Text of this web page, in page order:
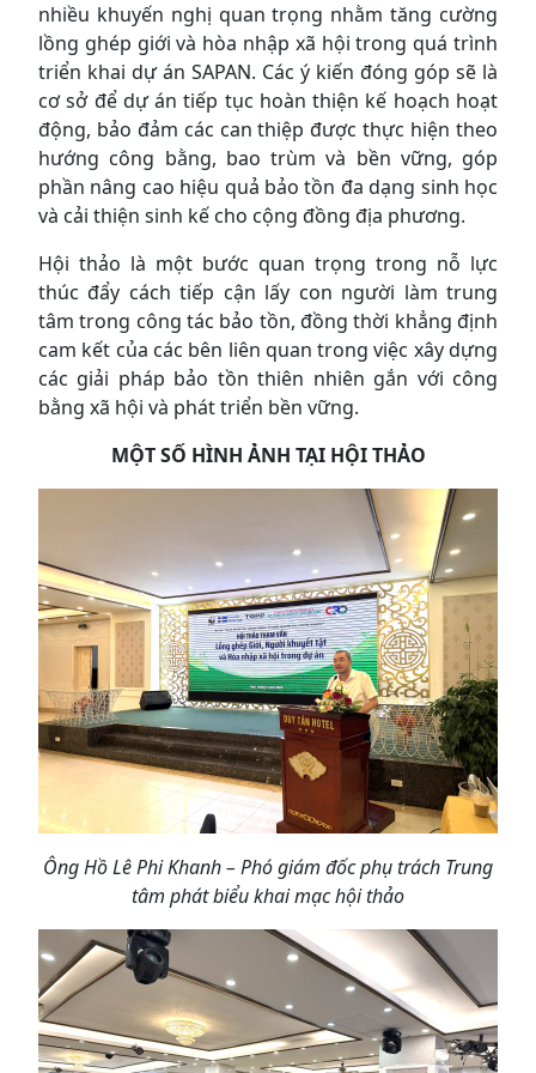
nhiều khuyến nghị quan trọng nhằm tăng cường
lồng ghép giới và hòa nhập xã hội trong quá trình
triển khai dự án SAPAN. Các ý kiến đóng góp sẽ là
cơ sở để dự án tiếp tục hoàn thiện kế hoạch hoạt
động, bảo đảm các can thiệp được thực hiện theo
hướng công bằng, bao trùm và bền vững, góp
phần nâng cao hiệu quả bảo tồn đa dạng sinh học
và cải thiện sinh kế cho cộng đồng địa phương.
Hội thảo là một bước quan trọng trong nỗ lực
thúc đẩy cách tiếp cận lấy con người làm trung
tâm trong công tác bảo tồn, đồng thời khẳng định
cam kết của các bên liên quan trong việc xây dựng
các giải pháp bảo tồn thiên nhiên gắn với công
bằng xã hội và phát triển bền vững.
MỘT SỐ HÌNH ẢNH TẠI HỘI THẢO
Ông Hồ Lê Phi Khanh – Phó giám đốc phụ trách Trung
tâm phát biểu khai mạc hội thảo